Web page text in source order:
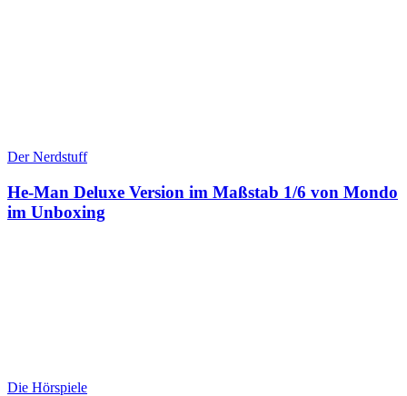
Der Nerdstuff
He-Man Deluxe Version im Maßstab 1/6 von Mondo
im Unboxing
Die Hörspiele